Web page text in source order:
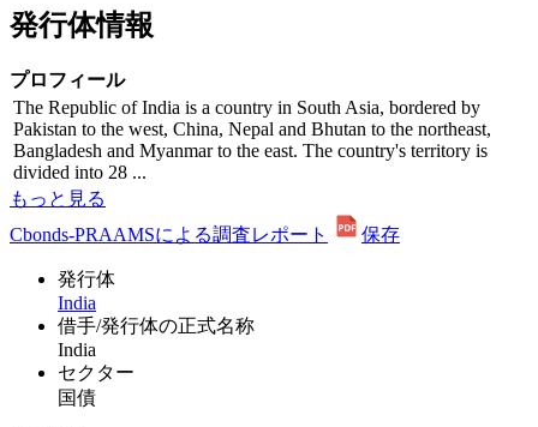
発行体情報
プロフィール
The Republic of India is a country in South Asia, bordered by
Pakistan to the west, China, Nepal and Bhutan to the northeast,
Bangladesh and Myanmar to the east. The country's territory is
divided into 28 ...
もっと見る
Cbonds-PRAAMSによる調査レポート
保存
発行体
India
借手/発行体の正式名称
India
セクター
国債